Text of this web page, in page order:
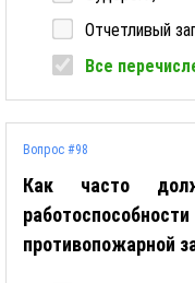
Отчетливый
Все
Вопрос #98
Как часто
противопожарной